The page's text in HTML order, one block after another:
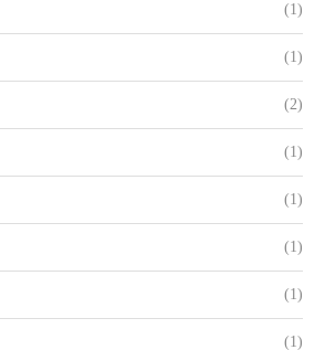
(1)
(1)
(2)
(1)
(1)
(1)
(1)
(1)